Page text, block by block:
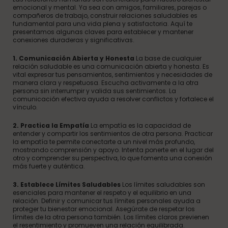
emocional y mental. Ya sea con amigos, familiares, parejas o
compañeros de trabajo, construir relaciones saludables es
fundamental para una vida plena y satisfactoria. Aquí te
presentamos algunas claves para establecer y mantener
conexiones duraderas y significativas.
1. Comunicación Abierta y Honesta La base de cualquier
relación saludable es una comunicación abierta y honesta. Es
vital expresar tus pensamientos, sentimientos y necesidades de
manera clara y respetuosa. Escucha activamente a la otra
persona sin interrumpir y valida sus sentimientos. La
comunicación efectiva ayuda a resolver conflictos y fortalece el
vínculo.
2. Practica la Empatía La empatía es la capacidad de
entender y compartir los sentimientos de otra persona. Practicar
la empatía te permite conectarte a un nivel más profundo,
mostrando comprensión y apoyo. Intenta ponerte en el lugar del
otro y comprender su perspectiva, lo que fomenta una conexión
más fuerte y auténtica.
3. Establece Límites Saludables Los límites saludables son
esenciales para mantener el respeto y el equilibrio en una
relación. Definir y comunicar tus límites personales ayuda a
proteger tu bienestar emocional. Asegúrate de respetar los
límites de la otra persona también. Los límites claros previenen
el resentimiento y promueven una relación equilibrada.